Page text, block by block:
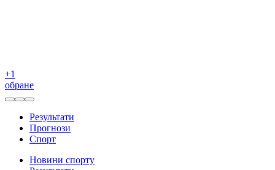
+1
обране
Результати
Прогнози
Спорт
Новини спорту